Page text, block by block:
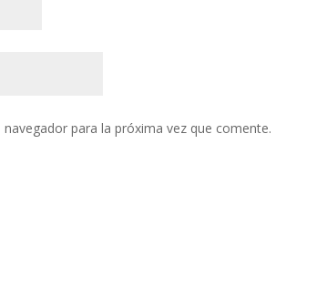
para la próxima vez que comente.